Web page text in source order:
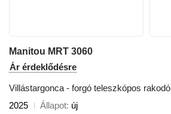
Manitou MRT 3060
Ár érdeklődésre
Villástargonca - forgó teleszkópos rakodó
2025
Állapot új